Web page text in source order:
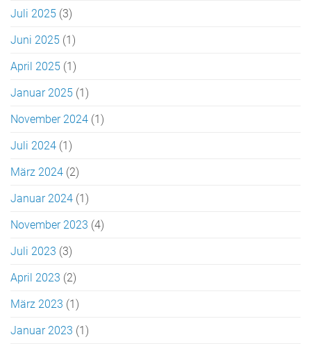
Juli 2025 (3)
Juni 2025 (1)
April 2025 (1)
Januar 2025 (1)
November 2024 (1)
Juli 2024 (1)
März 2024 (2)
Januar 2024 (1)
November 2023 (4)
Juli 2023 (3)
April 2023 (2)
März 2023 (1)
Januar 2023 (1)